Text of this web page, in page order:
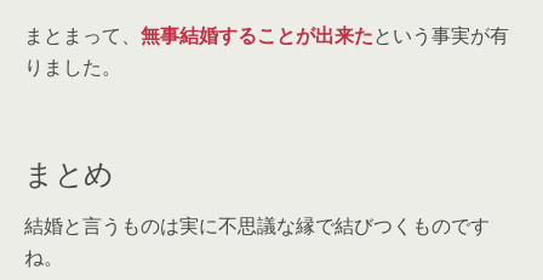
まとまって、 無事結婚することが出来たという事実が有
りました。
まとめ
結婚と言うものは実に不思議な縁で結びつくものです
ね。